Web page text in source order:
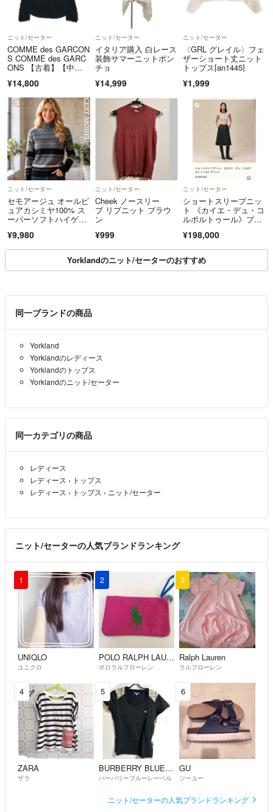
コメント中でも、即購入された方を優先致します。
♥️リピーター割♥️
リピートのお客様がご購入して頂く場合は特別割引き致します。
２点以上をご購入する場合、商品と値段により割引率は違うので、お気
軽にコメント頂ければ幸いです。
❤️こちらでのご縁は大切にしたいと思います❤️
ニット/セーター
COMME des GARCON
S COMME des GARC
ONS 【古着】【中
¥14,800
ニット/セーター
イタリア購入 白レース
装飾サマーニットポン
チョ
¥14,999
ニット/セーター
〈GRL グレイル〉フェ
ザーショート丈ニット
トップス[an1445]
¥1,999
ニット/セーター
セモアージュ オールピ
ュアカシミヤ100% ス
ーパーソフトハイゲー
¥9,980
ニット/セーター
Cheek ノースリー
ブ リブニット ブラウ
ン
¥999
ニット/セーター
ショートスリーブニッ
ト 《カイエ・デュ・コ
ルポルトゥール》プリ
¥198,000
Yorklandのニット/セーターのおすすめ
同一ブランドの商品
Yorkland
Yorklandのレディース
Yorklandのトップス
Yorklandのニット/セーター
同一カテゴリの商品
レディース
レディース › トップス
レディース › トップス › ニット/セーター
ニット/セーターの人気ブランドランキング
1
UNIQLO
ユニクロ
2
POLO RALPH LAUREN
ポロラルフローレン
3
Ralph Lauren
ラルフローレン
4
ZARA
ザラ
5
BURBERRY BLUE LABEL
バーバリーブルーレーベル
6
GU
ジーユー
ニット/セーターの人気ブランドランキング